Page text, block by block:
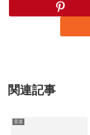
関連記事
音楽